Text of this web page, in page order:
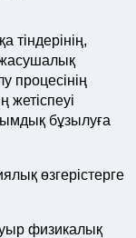
тіндерінің,
процесінің
жетіспеуі
бұзылуға
өзгерістерге
физикалық